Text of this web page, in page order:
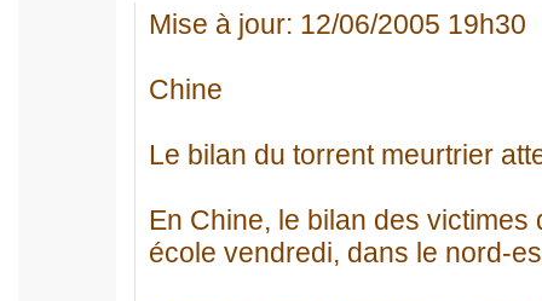
Mise à jour: 12/06/2005 19h30
Chine
Le bilan du torrent meurtrier
En Chine, le bilan des
école vendredi, dans le nord-